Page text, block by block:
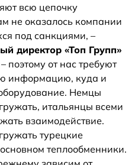
всю цепочку
не оказалось компании
под санкциями, –
директор «Топ Групп»
– поэтому от нас требуют
информацию, куда и
Немцы
итальянцы всеми
взаимодействие.
турецкие
теплообменники.